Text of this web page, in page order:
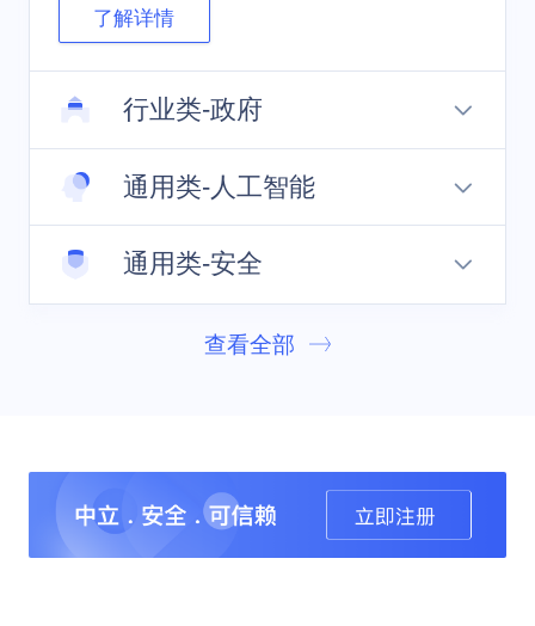
了解详情
行业类-政府
全面提升政务信息基础设施，用数据资源赋能
通用类-人工智能
人工智能解决方案提供AI训练和在线服务、
通用类-安全
安全解决方案提供从检测防护到审计及策略优
查看全部